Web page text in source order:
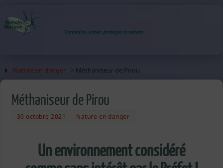
Nature en danger > Méthaniseur de Pirou
Méthaniseur de Pirou
30 octobre 2021 Nature en danger
Un environnement considéré